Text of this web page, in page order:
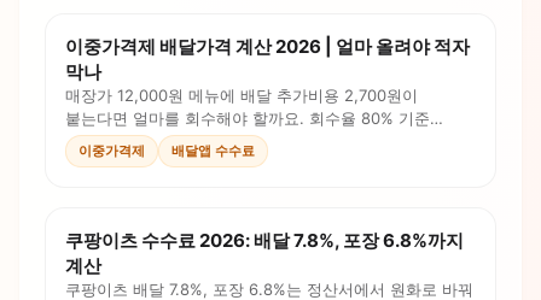
이중가격제 배달가격 계산 2026 | 얼마 올려야 적자
막나
매장가 12,000원 메뉴에 배달 추가비용 2,700원이
붙는다면 얼마를 회수해야 할까요. 회수율 80% 기준
배달가 14,200원 계산법을 정리했습니다.
이중가격제 배달앱 수수료
쿠팡이츠 수수료 2026: 배달 7.8%, 포장 6.8%까지
계산
쿠팡이츠 배달 7.8%, 포장 6.8%는 정산서에서 원화로 바꿔